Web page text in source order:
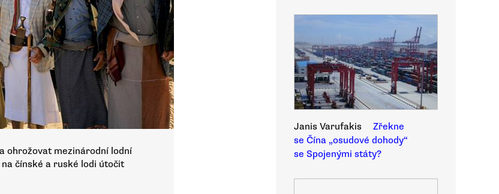
ohrožovat mezinárodní lodní
čínské a ruské lodi útočit
Janis Varufakis
Zřekne
se Čína „osudové dohody“
se Spojenými státy?